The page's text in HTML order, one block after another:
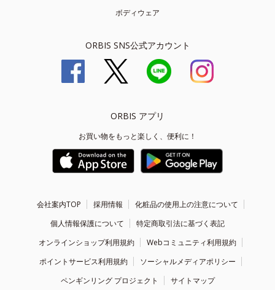
ボディウェア
ORBIS SNS公式アカウント
ORBIS アプリ
お買い物をもっと楽しく、便利に！
会社案内TOP 採用情報
化粧品の使用上の注意について
個人情報保護について
特定商取引法に基づく表記
オンラインショップ利用規約
Webコミュニティ利用規約
ポイントサービス利用規約
ソーシャルメディアポリシー
ペンギンリング プロジェクト
サイトマップ